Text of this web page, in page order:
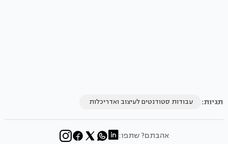
תגיות: עבודות סטודנטים לעיצוב ואדריכלות
אהבתם? שתפו: